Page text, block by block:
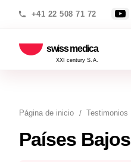
+41 22 508 71 72
swiss medica
XXI century S.A.
Página de inicio Testimonios
Países Bajos